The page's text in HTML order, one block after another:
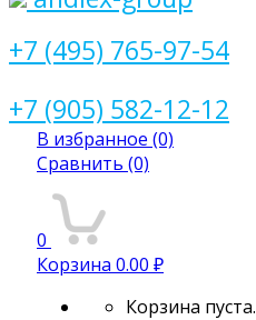
+7 (495) 765-97-54
+7 (905) 582-12-12
В избранное (0)
Сравнить (0)
0
Корзина 0.00 ₽
Корзина пуста.